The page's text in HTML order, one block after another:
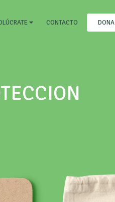
CONTACTO DONA